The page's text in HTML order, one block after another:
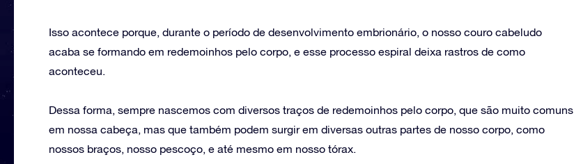
Isso acontece porque, durante o período de desenvolvimento embrionário, o nosso couro cabeludo
acaba se formando em redemoinhos pelo corpo, e esse processo espiral deixa rastros de como
aconteceu.
Dessa forma, sempre nascemos com diversos traços de redemoinhos pelo corpo, que são muito comuns
em nossa cabeça, mas que também podem surgir em diversas outras partes de nosso corpo, como
nossos braços, nosso pescoço, e até mesmo em nosso tórax.